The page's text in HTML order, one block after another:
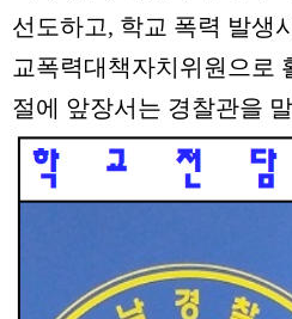
선도하고, 학교 폭력 발생
교폭력대책자치위원으로
절에 앞장서는 경찰관을